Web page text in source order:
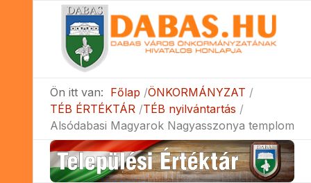
Ön itt van: Főlap ÖNKORMÁNYZAT
TÉB ÉRTÉKTÁR
TÉB nyilvántartás
Alsódabasi Magyarok Nagyasszonya templom